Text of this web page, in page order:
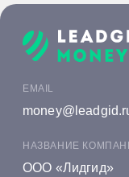
Онлайн
Онлайн
Онлайн
EMAIL
НАЗВАНИЕ
ООО «Лидгид»